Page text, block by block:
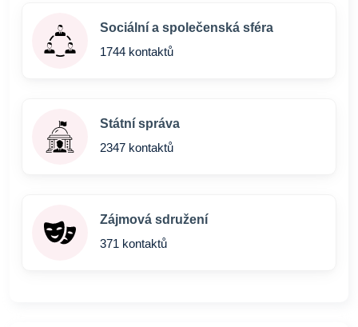
Sociální a společenská sféra
1744 kontaktů
Státní správa
2347 kontaktů
Zájmová sdružení
371 kontaktů